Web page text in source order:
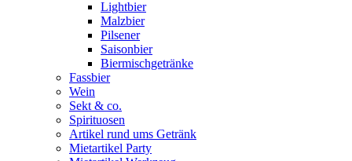
Lightbier
Malzbier
Pilsener
Saisonbier
Biermischgetränke
Fassbier
Wein
Sekt & co.
Spirituosen
Artikel rund ums Getränk
Mietartikel Party